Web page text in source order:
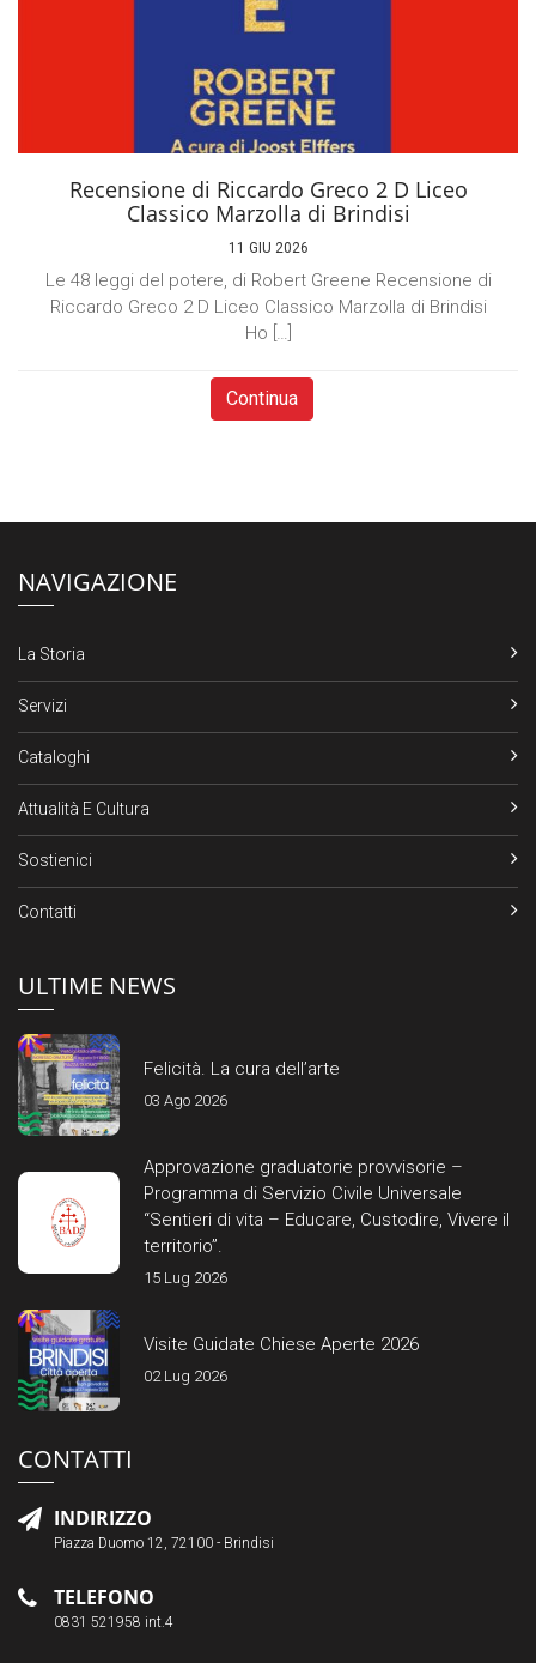
Recensione di Riccardo Greco 2 D Liceo
Classico Marzolla di Brindisi
11 GIU 2026
Le 48 leggi del potere, di Robert Greene Recensione di
Riccardo Greco 2 D Liceo Classico Marzolla di Brindisi
Ho […]
Continua
NAVIGAZIONE
La Storia
Servizi
Cataloghi
Attualità E Cultura
Sostienici
Contatti
ULTIME NEWS
Felicità. La cura dell’arte
03 Ago 2026
Approvazione graduatorie provvisorie –
Programma di Servizio Civile Universale
“Sentieri di vita – Educare, Custodire, Vivere il
territorio”.
15 Lug 2026
Visite Guidate Chiese Aperte 2026
02 Lug 2026
CONTATTI
INDIRIZZO
Piazza Duomo 12, 72100 - Brindisi
TELEFONO
0831 521958 int.4